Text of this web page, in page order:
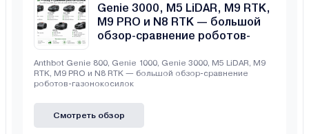
Genie 3000, M5 LiDAR, M9 RTK,
M9 PRO и N8 RTK — большой
обзор-сравнение роботов-
Anthbot Genie 800, Genie 1000, Genie 3000, M5 LiDAR, M9
RTK, M9 PRO и N8 RTK — большой обзор-сравнение
роботов-газонокосилок
Смотреть обзор